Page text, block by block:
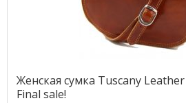
Женская сумка Tuscany
Final sale!